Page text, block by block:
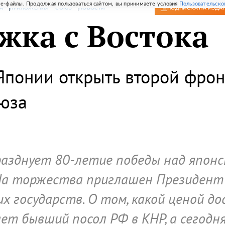
файлы. Продолжая пользоваться сайтом, вы принимаете условия
ПРИЛОЖЕНИЯ СОЮЗ НОВОСТИ ПОДПИСКА НА
с Востока
открыть второй
80-летие победы над
торжества приглашен Президент
государств. О том, какой ценой
бывший посол РФ в КНР, а